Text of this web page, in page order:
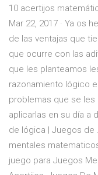
10 acertijos
Mar 22, 2017 · Ya os
de las ventajas que
que ocurre con las
que les planteamos
razonamiento lógico
problemas que se les
aplicarlas en su día a
de lógica | Juegos de
mentales
juego para Juegos